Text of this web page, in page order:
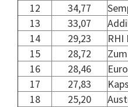
12
34,77
13
33,07
14
29,23
RHI
15
28,72
16
28,46
17
27,83
18
25,20